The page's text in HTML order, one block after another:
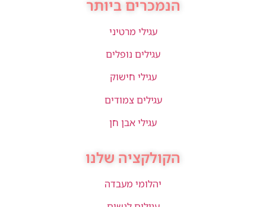
הנמכרים ביותר
עגילי מרטיני
עגילים נופלים
עגילי חישוק
עגילים צמודים
עגילי אבן חן
הקולקציה שלנו
יהלומי מעבדה